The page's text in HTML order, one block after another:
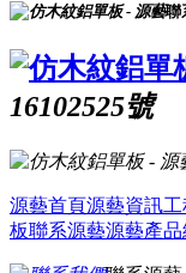
聯
16102525號
源藝首頁源藝資訊
板聯系源藝源藝產品